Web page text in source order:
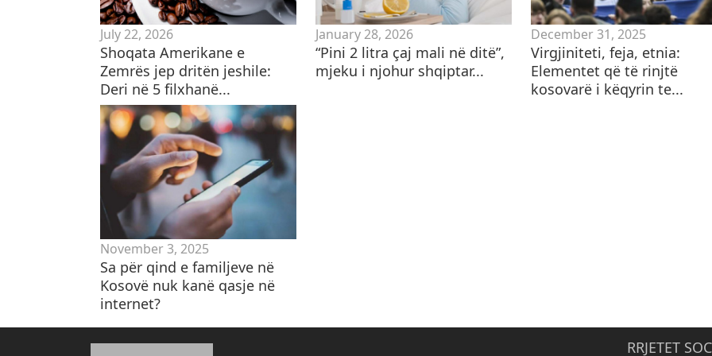
July 22, 2026
Shoqata Amerikane e
Zemrës jep dritën jeshile:
Deri në 5 filxhanë...
January 28, 2026
“Pini 2 litra çaj mali në ditë”,
mjeku i njohur shqiptar...
December 31, 2025
Virgjiniteti, feja, etnia:
Elementet që të rinjtë
kosovarë i këqyrin te...
November 3, 2025
​Sa për qind e familjeve në
Kosovë nuk kanë qasje në
internet?
RRJETET